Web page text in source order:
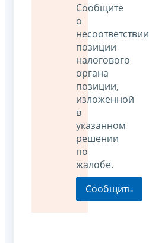
Сообщите
о
несоответствии
позиции
налогового
органа
позиции,
изложенной
в
указанном
решении
по
жалобе.